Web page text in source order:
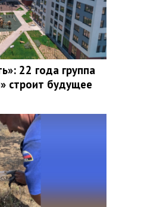
22 года группа
строит будущее